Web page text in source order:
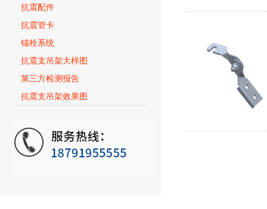
抗震配件
抗震管卡
锚栓系统
抗震支吊架大样图
第三方检测报告
抗震支吊架效果图